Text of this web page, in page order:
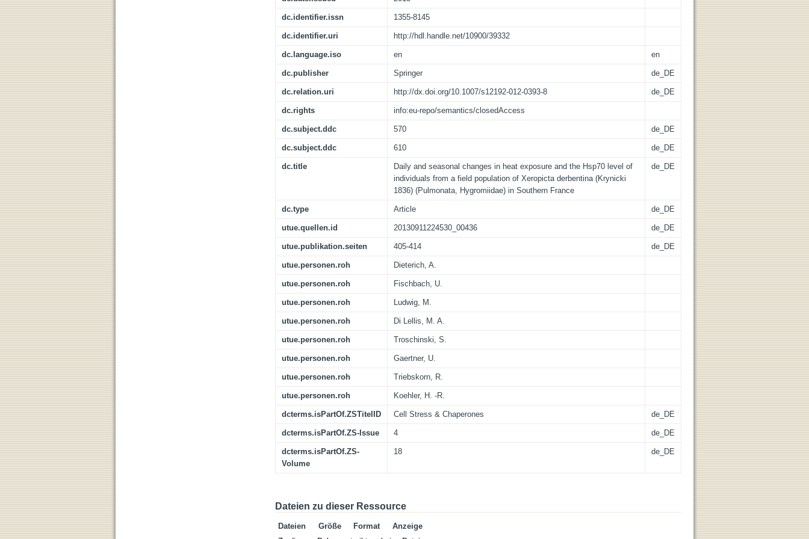
dc.identifier.issn 1355-8145
dc.identifier.uri http://hdl.handle.net/10900/39332
dc.language.iso en en
dc.publisher Springer de_DE
dc.relation.uri http://dx.doi.org/10.1007/s12192-012-0393-8 de_DE
dc.rights info:eu-repo/semantics/closedAccess
dc.subject.ddc 570 de_DE
dc.subject.ddc 610 de_DE
dc.title
Daily and seasonal changes in heat exposure and the Hsp70 level of
individuals from a field population of Xeropicta derbentina (Krynicki
1836) (Pulmonata, Hygromiidae) in Southern France
de_DE
dc.type Article de_DE
utue.quellen.id 20130911224530_00436 de_DE
utue.publikation.seiten 405-414 de_DE
utue.personen.roh Dieterich, A.
utue.personen.roh Fischbach, U.
utue.personen.roh Ludwig, M.
utue.personen.roh Di Lellis, M. A.
utue.personen.roh Troschinski, S.
utue.personen.roh Gaertner, U.
utue.personen.roh Triebskorn, R.
utue.personen.roh Koehler, H. -R.
dcterms.isPartOf.ZSTitelID Cell Stress & Chaperones de_DE
dcterms.isPartOf.ZS-Issue 4 de_DE
dcterms.isPartOf.ZS-
Volume
18 de_DE
Dateien zu dieser Ressource
Dateien Größe Format
Anzeige